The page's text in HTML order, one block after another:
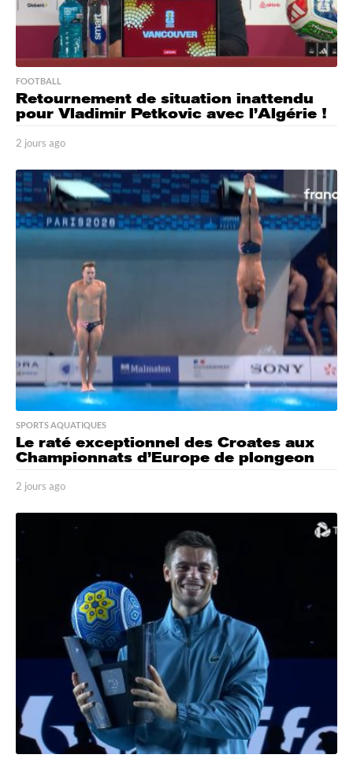
FOOTBALL
Retournement de situation inattendu
pour Vladimir Petkovic avec l’Algérie !
2 jours ago
o
u
r
s
a
SPORTS AQUATIQUES
Le raté exceptionnel des Croates aux
Championnats d’Europe de plongeon
2 jours ago
o